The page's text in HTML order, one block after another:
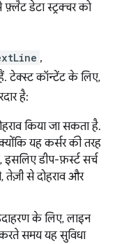
डेटा स्ट्रक्चर को
,
टेक्स्ट कॉन्टेंट के लिए,
है:
किया जा सकता है.
यह कर्सर की तरह
डीप-फ़र्स्ट सर्च
से दोहराव और
के लिए, लाइन
समय यह सुविधा